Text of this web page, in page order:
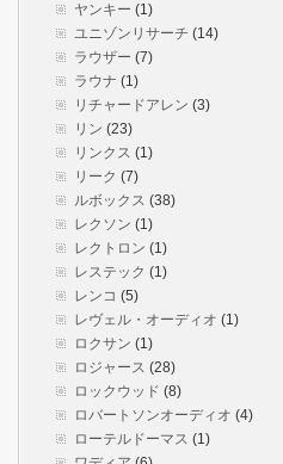
ヤンキー (1)
ユニゾンリサーチ (14)
ラウザー (7)
ラウナ (1)
リチャードアレン (3)
リン (23)
リンクス (1)
リーク (7)
ルボックス (38)
レクソン (1)
レクトロン (1)
レステック (1)
レンコ (5)
レヴェル・オーディオ (1)
ロクサン (1)
ロジャース (28)
ロックウッド (8)
ロバートソンオーディオ (4)
ローテルドーマス (1)